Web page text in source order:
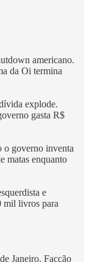
americano.
da Oi termina
explode.
gasta R$
o governo inventa
matas enquanto
e
mil livros para
Janeiro. Facção